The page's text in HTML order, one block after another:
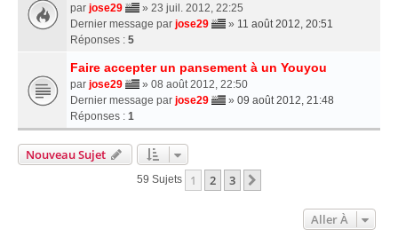
par jose29
» 23 juil. 2012, 22:25
Dernier message par jose29 » 11 août 2012, 20:51
Réponses : 5
Faire accepter un pansement à un Youyou
par jose29
» 08 août 2012, 22:50
Dernier message par jose29 » 09 août 2012, 21:48
Réponses : 1
Nouveau Sujet
59 Sujets 1 2 3
Aller À